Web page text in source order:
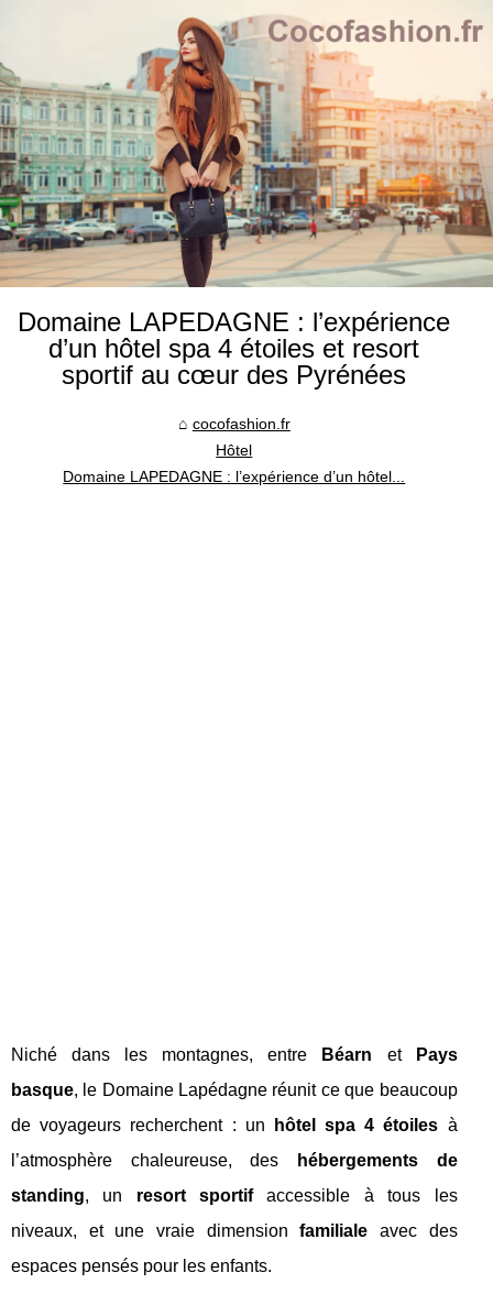
Domaine LAPEDAGNE : l’expérience
d’un hôtel spa 4 étoiles et resort
sportif au cœur des Pyrénées
cocofashion.fr
Hôtel
Domaine LAPEDAGNE : l’expérience d’un hôtel...
Niché dans les montagnes, entre Béarn et
Pays
basque, le Domaine Lapédagne réunit ce que beaucoup
de voyageurs recherchent : un
hôtel spa 4 étoiles à
l’atmosphère chaleureuse, des
hébergements de
standing, un resort sportifaccessible à tous les
niveaux, et une vraie dimensionfamiliale avec des
espaces pensés pour les enfants.